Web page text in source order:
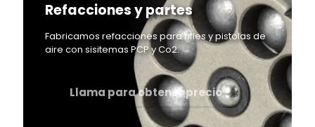
Refacciones y partes
Fabricamos refacciones para rifles y pistolas de
aire con sisitemas PCP y Co2.
Llama para obtener precio